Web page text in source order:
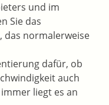
und im
Sie das
das normalerweise
dafür, ob
auch
liegt es an